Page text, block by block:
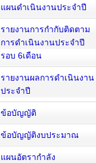
แผนดำเนินงานประจำปี
รายงานการกำกับติดตาม
การดำเนินงานประจำปี
รอบ 6เดือน
รายงานผลการดำเนินงาน
ประจำปี
ข้อบัญญัติ
ข้อบัญญัติงบประมาณ
แผนอัตรากำลัง